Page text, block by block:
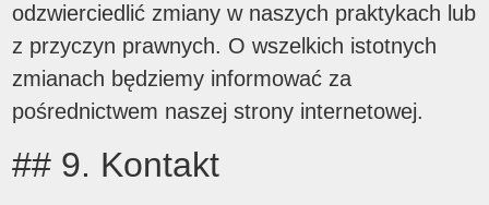
odzwierciedlić zmiany w naszych praktykach lub
z przyczyn prawnych. O wszelkich istotnych
zmianach będziemy informować za
pośrednictwem naszej strony internetowej.
## 9. Kontakt